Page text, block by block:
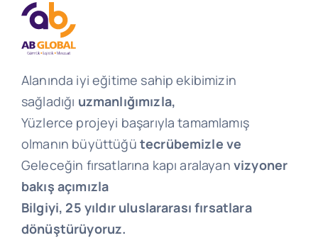
Alanında iyi eğitime sahip ekibimizin
sağladığı uzmanlığımızla,
Yüzlerce projeyi başarıyla tamamlamış
olmanın büyüttüğü tecrübemizle ve
Geleceğin fırsatlarına kapı aralayan vizyoner
bakış açımızla
Bilgiyi, 25 yıldır uluslararası fırsatlara
dönüştürüyoruz.